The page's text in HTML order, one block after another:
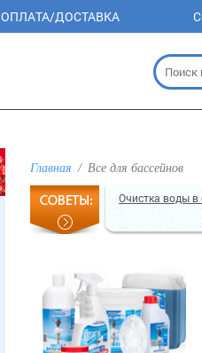
ОПЛАТА/ДОСТАВКА
Главная Все для бассейнов
Очистка воды в